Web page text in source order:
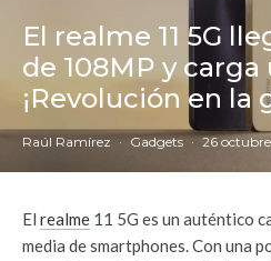
El realme 11 5G
de 108MP y
¡Revolución en la
Raúl Ramírez · Gadgets · 26
El realme 11 5G es un auténtico
media de smartphones. Con una